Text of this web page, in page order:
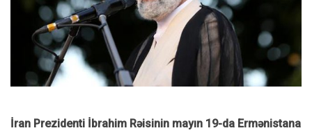
İran Prezidenti İbrahim Rəisinin mayın 19-da Ermənistana